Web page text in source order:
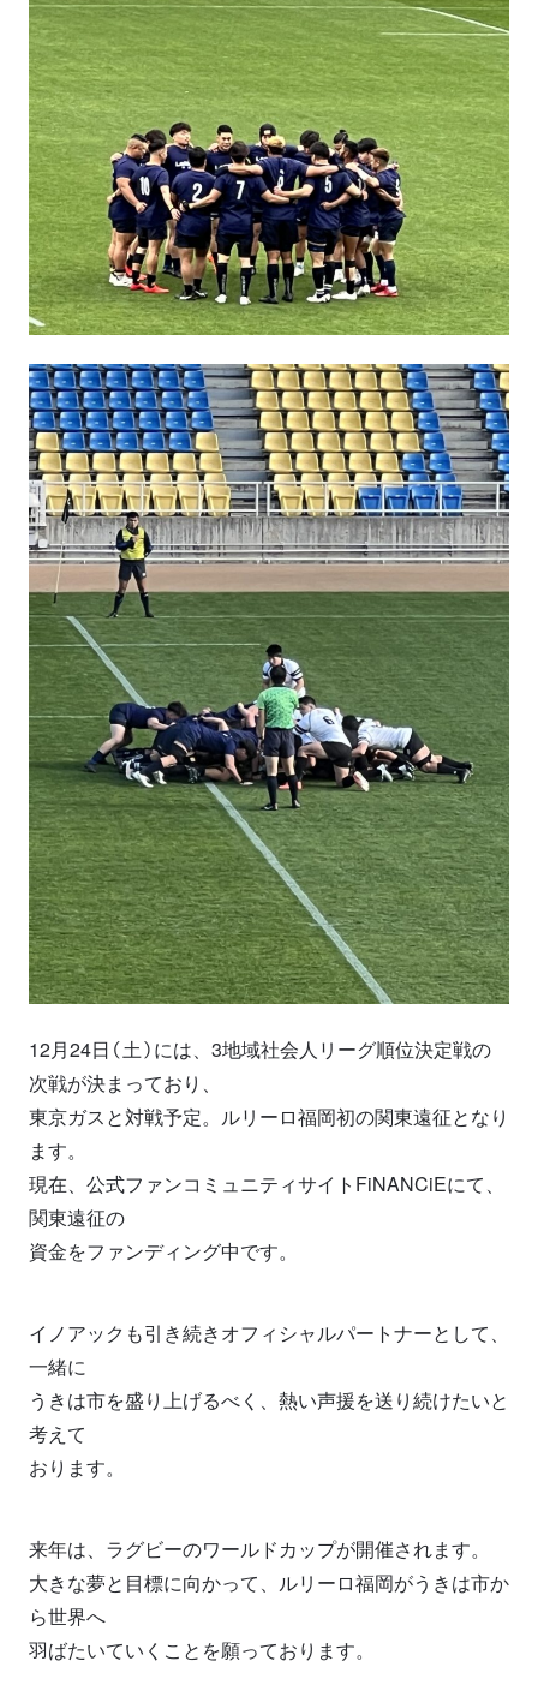
12月24日（土）には、3地域社会人リーグ順位決定戦の
次戦が決まっており、
東京ガスと対戦予定。ルリーロ福岡初の関東遠征となり
ます。
現在、公式ファンコミュニティサイトFiNANCiEにて、
関東遠征の
資金をファンディング中です。
イノアックも引き続きオフィシャルパートナーとして、
一緒に
うきは市を盛り上げるべく、熱い声援を送り続けたいと
考えて
おります。
来年は、ラグビーのワールドカップが開催されます。
大きな夢と目標に向かって、ルリーロ福岡がうきは市か
ら世界へ
羽ばたいていくことを願っております。